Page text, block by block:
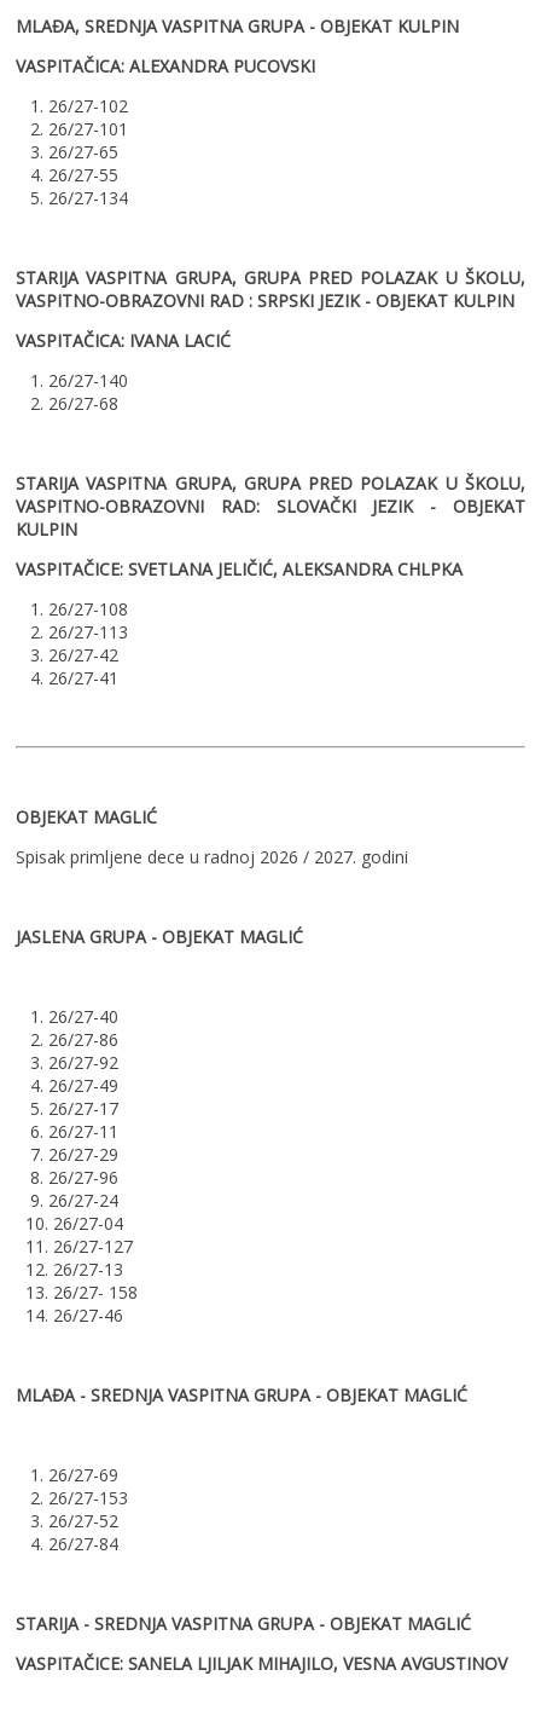
MLAĐA, SREDNJA VASPITNA GRUPA - OBJEKAT KULPIN
VASPITAČICA: ALEXANDRA PUCOVSKI
1. 26/27-102
2. 26/27-101
3. 26/27-65
4. 26/27-55
5. 26/27-134
STARIJA VASPITNA GRUPA, GRUPA PRED POLAZAK U ŠKOLU,
VASPITNO-OBRAZOVNI RAD : SRPSKI JEZIK - OBJEKAT KULPIN
VASPITAČICA: IVANA LACIĆ
1. 26/27-140
2. 26/27-68
STARIJA VASPITNA GRUPA, GRUPA PRED POLAZAK U ŠKOLU,
VASPITNO-OBRAZOVNI RAD: SLOVAČKI JEZIK - OBJEKAT
KULPIN
VASPITAČICE: SVETLANA JELIČIĆ, ALEKSANDRA CHLPKA
1. 26/27-108
2. 26/27-113
3. 26/27-42
4. 26/27-41
OBJEKAT MAGLIĆ
Spisak primljene dece u radnoj 2026 / 2027. godini
JASLENA GRUPA - OBJEKAT MAGLIĆ
1. 26/27-40
2. 26/27-86
3. 26/27-92
4. 26/27-49
5. 26/27-17
6. 26/27-11
7. 26/27-29
8. 26/27-96
9. 26/27-24
10. 26/27-04
11. 26/27-127
12. 26/27-13
13. 26/27- 158
14. 26/27-46
MLAĐA - SREDNJA VASPITNA GRUPA - OBJEKAT MAGLIĆ
1. 26/27-69
2. 26/27-153
3. 26/27-52
4. 26/27-84
STARIJA - SREDNJA VASPITNA GRUPA - OBJEKAT MAGLIĆ
VASPITAČICE: SANELA LJILJAK MIHAJILO, VESNA AVGUSTINOV